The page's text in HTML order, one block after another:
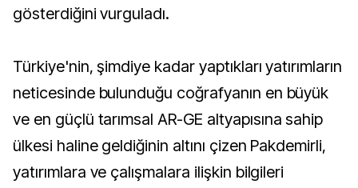
gösterdiğini vurguladı.
Türkiye'nin, şimdiye kadar yaptıkları yatırımların
neticesinde bulunduğu coğrafyanın en büyük
ve en güçlü tarımsal AR-GE altyapısına sahip
ülkesi haline geldiğinin altını çizen Pakdemirli,
yatırımlara ve çalışmalara ilişkin bilgileri